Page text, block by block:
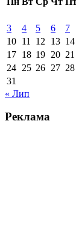
3
4 5 6 7
10 11 12 13 14
17 18 19 20 21
24 25 26 27 28
31
« Лип
Реклама